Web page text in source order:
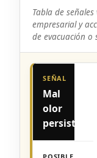
Tabla de
empresarial y
de evacuación o
Mal
olor
persistente